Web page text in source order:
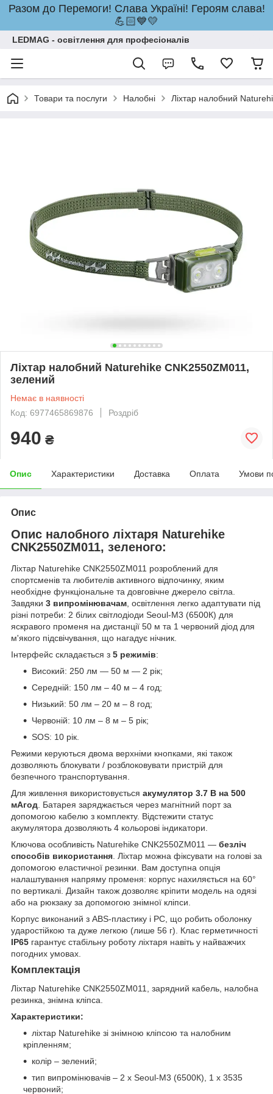
Разом до Перемоги! Слава Україні! Героям слава!
💪🏻💙💛
LEDMAG - освітлення для професіоналів
Товари та послуги Налобні Ліхтар налобний
Ліхтар налобний Naturehike CNK2550ZM011,
зелений
Немає в наявності
Код: 6977465869876
Роздріб
940 ₴
Опис Характеристики Доставка Оплата Умови
Опис
Опис налобного ліхтаря Naturehike
CNK2550ZM011, зеленого:
Ліхтар Naturehike CNK2550ZM011 розроблений для
спортсменів та любителів активного відпочинку, яким
необхідне функціональне та довговічне джерело світла.
Завдяки 3 випромінювачам, освітлення легко адаптувати під
різні потреби: 2 білих світлодіоди Seoul-M3 (6500К) для
яскравого променя на дистанції 50 м та 1 червоний діод для
м'якого підсвічування, що нагадує нічник.
Інтерфейс складається з 5 режимів:
Високий: 250 лм — 50 м — 2 рік;
Середній: 150 лм – 40 м – 4 год;
Низький: 50 лм – 20 м – 8 год;
Червоній: 10 лм – 8 м – 5 рік;
SOS: 10 рік.
Режими керуються двома верхніми кнопками, які також
дозволяють блокувати / розблоковувати пристрій для
безпечного транспортування.
Для живлення використовується акумулятор 3.7 В на 500
мАгод. Батарея заряджається через магнітний порт за
допомогою кабелю з комплекту. Відстежити статус
акумулятора дозволяють 4 кольорові індикатори.
Ключова особливість Naturehike CNK2550ZM011 — безліч
способів використання. Ліхтар можна фіксувати на голові за
допомогою еластичної резинки. Вам доступна опція
налаштування напряму променя: корпус нахиляється на 60°
по вертикалі. Дизайн також дозволяє кріпити модель на одязі
або на рюкзаку за допомогою знімної кліпси.
Корпус виконаний з ABS-пластику і PC, що робить оболонку
ударостійкою та дуже легкою (лише 56 г). Клас герметичності
IP65 гарантує стабільну роботу ліхтаря навіть у найважчих
погодних умовах.
Комплектація
Ліхтар Naturehike CNK2550ZM011, зарядний кабель, налобна
резинка, знімна кліпса.
Характеристики:
ліхтар Naturehike зі знімною кліпсою та налобним
кріпленням;
колір – зелений;
тип випромінювачів – 2 х Seoul-M3 (6500К), 1 х 3535
червоний;